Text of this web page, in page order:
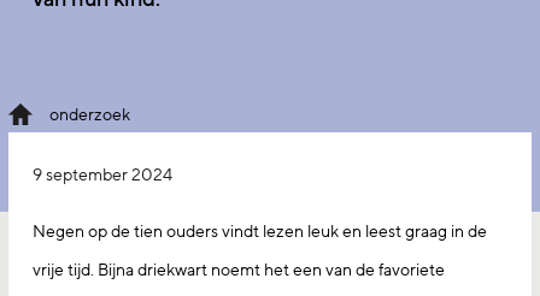
onderzoek
9 september 2024
Negen op de tien ouders vindt lezen leuk en leest graag in de
vrije tijd. Bijna driekwart noemt het een van de favoriete